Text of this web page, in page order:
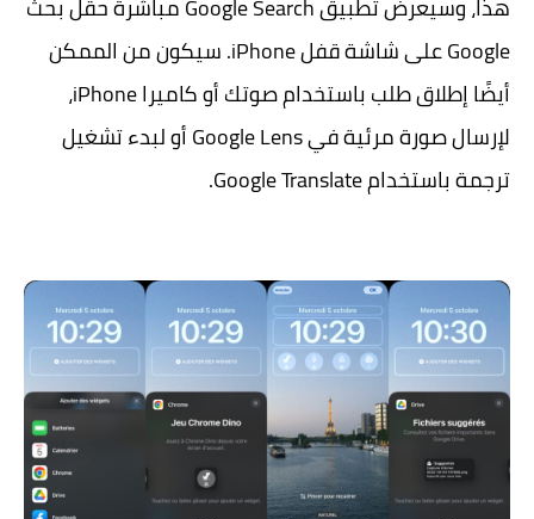
Google على شاشة قفل iPhone. سيكون من الممكن
أيضًا إطلاق طلب باستخدام صوتك أو كاميرا iPhone،
لإرسال صورة مرئية في Google Lens أو لبدء تشغيل
ترجمة باستخدام Google Translate.